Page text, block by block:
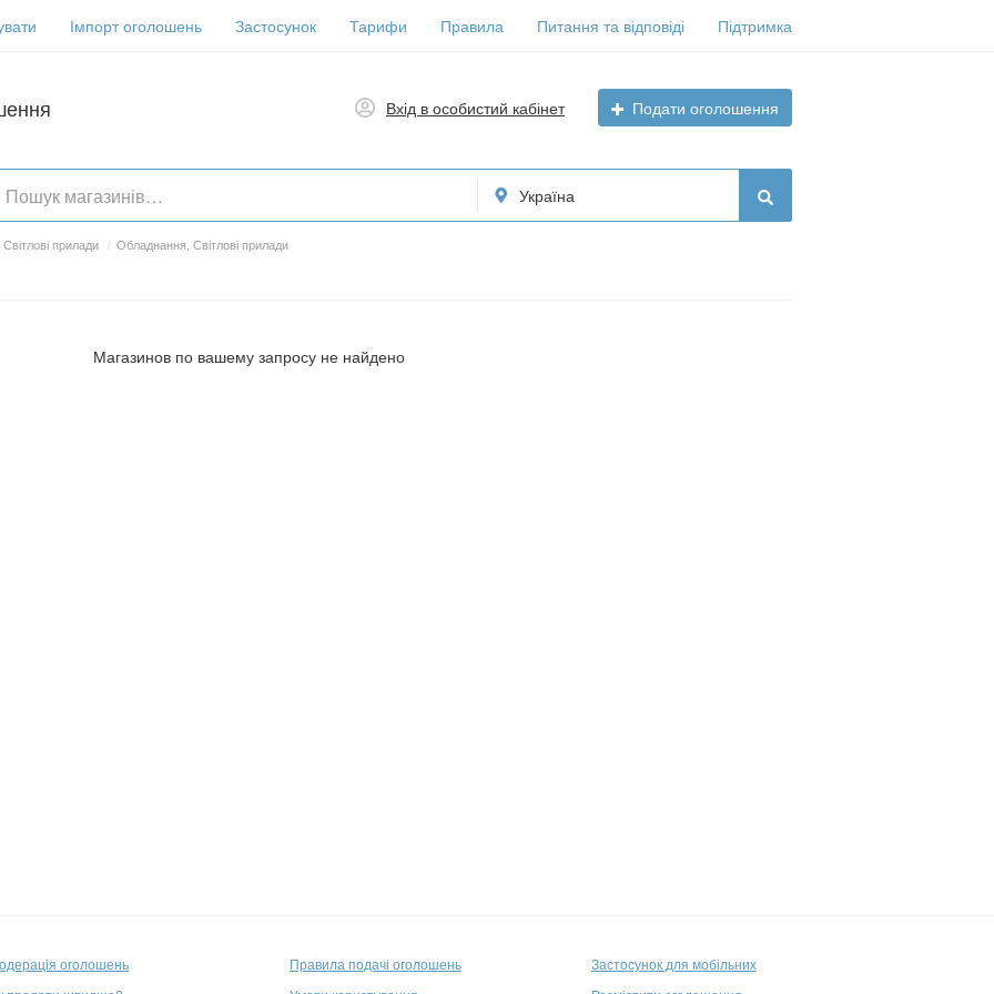
Імпорт оголошень Застосунок Тарифи Правила Питання та відповіді Підтримка
Вхід в особистий кабінет Подати оголошення
Україна
прилади / Обладнання, Світлові прилади
Магазинов по вашему запросу не найдено
оголошень
Правила подачі оголошень
Застосунок для мобільних